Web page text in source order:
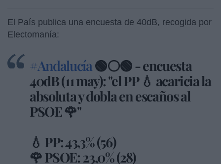
El País publica una encuesta de 40dB, recogida por
Electomanía:
#Andalucía🟢⚪🟢 - encuesta
40dB (11 may): "el PP 💧 acaricia la
absoluta y dobla en escaños al
PSOE 🌹"
💧 PP: 43,3% (56)
🌹 PSOE: 23,0% (28)